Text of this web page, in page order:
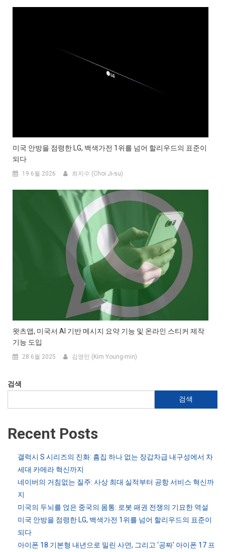
미국 안방을 점령한 LG, 백색가전 1위를 넘어 할리우드의 표준이
되다
19 6월 2026 최지수 (Choi Ji-su)
왓츠앱, 미국서 AI 기반 메시지 요약 기능 및 온라인 스티커 제작
기능 도입
28 6월 2025 김영민 (Kim Young-min)
검색
검색
Recent Posts
갤럭시 S 시리즈의 진화: 흠집 하나 없는 장갑차급 내구성에서 차
세대 카메라 혁신까지
네이버의 거침없는 질주: 사상 최대 실적부터 공항 서비스 혁신까
지
미국의 두뇌를 얹은 중국의 몸통: 로봇 패권 전쟁의 기묘한 역설
미국 안방을 점령한 LG, 백색가전 1위를 넘어 할리우드의 표준이
되다
아이폰 18 기본형 내년으로 밀린 사연, 그리고 ‘공짜’ 아이폰 17 프